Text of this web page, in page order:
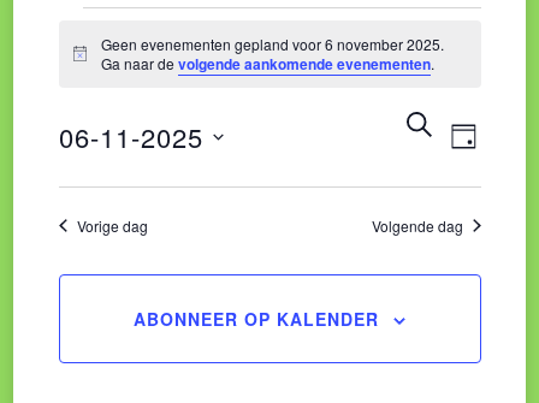
Evenementen
6
november
2025
Bericht
Geen evenementen gepland voor 6 november 2025.
Ga naar devolgende aankomende evenementen.
ZOEKEN
DAG
06-11-2025
Selecteer
eenVorige dag Volgende dag
ABONNEER OP KALENDER